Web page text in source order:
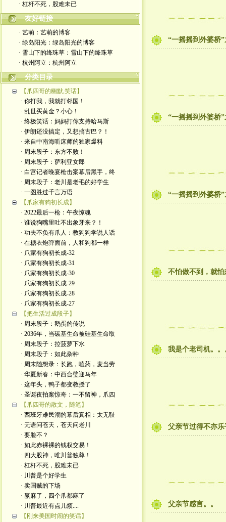
· 杠杆不死，股难未已
友好链接
· 艺萌：艺萌的博客
· 绿岛阳光：绿岛阳光的博客
· 雪山下的绛珠草：雪山下的绛珠草
· 杭州阿立：杭州阿立
分类目录
【爪四哥的幽默,笑话】
· 你打我，我就打邻国！
· 乱世买黄金？小心！
· 终极笑话：妈妈打你支持哈马斯
· 伊朗还没搞定，又想搞古巴？！
· 来自中南海听床师的独家爆料
· 周末段子：东方不败！
· 周末段子：萨利亚女郎
· 白宫记者晚宴枪击案幕后黑手，终
· 周末段子：老川是老毛的好学生
· 一图胜过千言万语
【爪家有狗初长成】
· 2022最后一枪：午夜惊魂
· 谁说狗嘴里吐不出象牙来？！
· 功夫不负有爪人：教狗狗学说人话
· 在糖衣炮弹面前，人和狗都一样
· 爪家有狗初长成-32
· 爪家有狗初长成-31
· 爪家有狗初长成-30
· 爪家有狗初长成-29
· 爪家有狗初长成-28
· 爪家有狗初长成-27
【把生活过成段子】
· 周末段子：鹅蛋的传说
· 2036年，当碳基生命被硅基生命取
· 周末段子：拉菠萝下水
· 周末段子：如此杂种
· 周末随想录：长跑，嗑药，麦当劳
· 华夏新春：中西合璧迎马年
· 这年头，鸭子都变教授了
· 圣诞夜拍案惊奇：一不留神，爪四
【爪四哥的散文，随笔】
· 西班牙难民潮的幕后真相：太无耻
· 无语问苍天，苍天问老川
· 要脸不？
· 如此赤裸裸的钱权交易！
· 四大股神，唯川普独尊！
· 杠杆不死，股难未已
· 川普是个好学生
· 卖国贼的下场
· 赢麻了，四个爪都麻了
· 川普最近有点儿烦....
【刚来美国时闹的笑话】
“一摇摇到外婆桥
“一摇摇到外婆桥
“一摇摇到外婆桥
不怕做不到，就
我是个老司机。。
父亲节过得不亦
父亲节感言。。